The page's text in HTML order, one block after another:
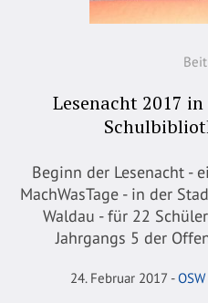
Lesenacht 2017
Beginn der Lesenacht -
MachWasTage - in der
Waldau - für 22
Jahrgangs 5 der
24. Februar 2017 OSW